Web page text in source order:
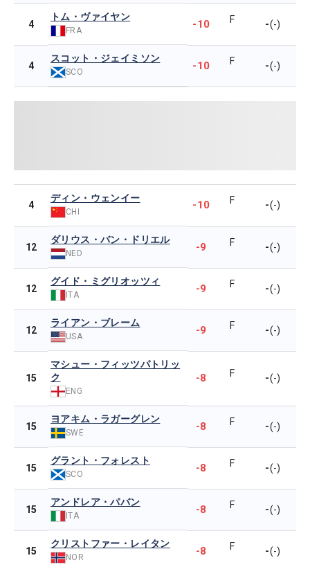
4
トム・ヴァイヤン
FRA -10 F -(-)
4
スコット・ジェイミソン
SCO -10 F -(-)
4
ディン・ウェンイー
CHI
-10 F -(-)
12
ダリウス・バン・ドリエル
NED -9 F -(-)
12
グイド・ミグリオッツィ
ITA -9 F -(-)
12
ライアン・ブレーム
USA -9 F -(-)
15
マシュー・フィッツパトリッ
ク
ENG
-8 F -(-)
15
ヨアキム・ラガーグレン
SWE -8 F -(-)
15
グラント・フォレスト
SCO -8 F -(-)
15
アンドレア・パバン
ITA -8 F -(-)
15
クリストファー・レイタン
NOR -8 F -(-)